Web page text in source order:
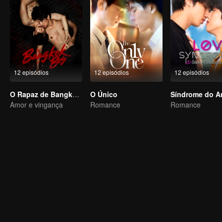
12 episódios
O Rapaz de Bangkok (versão para TV)
Amor e vingança
12 episódios
O Único
Romance
12 episódios
Síndrome do
Romance